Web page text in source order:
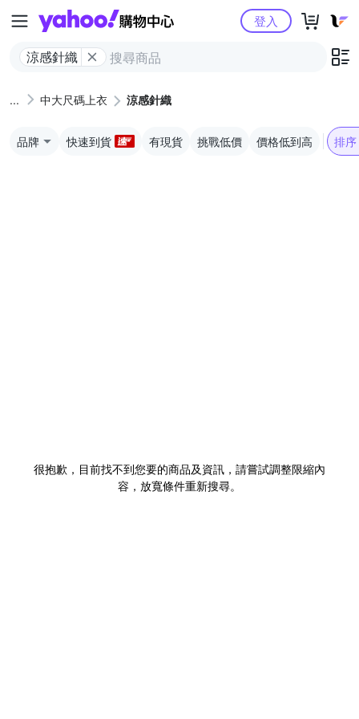
Yahoo購物中心
涼感針織
登入
中大尺碼上衣 涼感針織
品牌 快速到貨 有現貨 挑戰低價 價格低到高 排序
很抱歉，目前找不到您要的商品及資訊，請嘗試調整限縮內
容，放寬條件重新搜尋。